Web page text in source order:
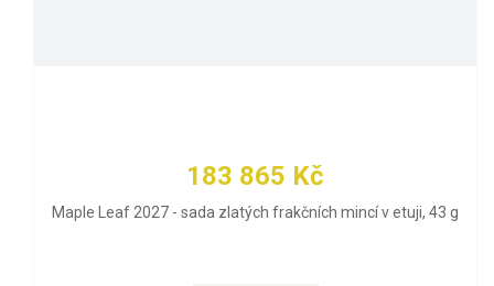
183 865 Kč
Maple Leaf 2027 - sada zlatých frakčních mincí v etuji, 43 g